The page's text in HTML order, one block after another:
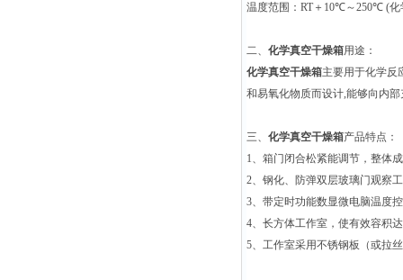
温度范围： RT ＋ 10℃～250℃ (化
二、 化学真空干燥箱用途：
化学真空干燥箱主要用于化学反
和易氧化物质而设计,能够向内
三、 化学真空干燥箱产品特点：
1、箱门闭合松紧能调节，整体
2、钢化、防弹双层玻璃门观察
3、带定时功能数显微电脑温度
4、长方体工作室，使有效容积
5、工作室采用不锈钢板（或拉